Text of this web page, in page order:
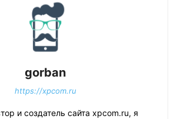
gorban
https://xpcom.ru
и создатель сайта xpcom.ru, я